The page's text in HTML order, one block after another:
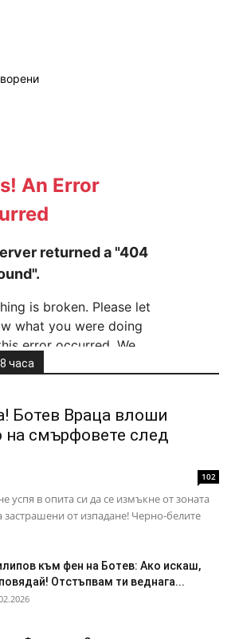
часа
Ботев Враца влоши
смърфовете след
102
успя в опита си да се измъкне от зоната
застрашени от изпадане! Черно-белите
към фен на Ботев: Ако искаш,
Отстъпвам ти веднага...